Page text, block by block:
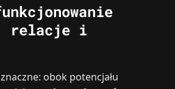
relacje i
obok potencjału